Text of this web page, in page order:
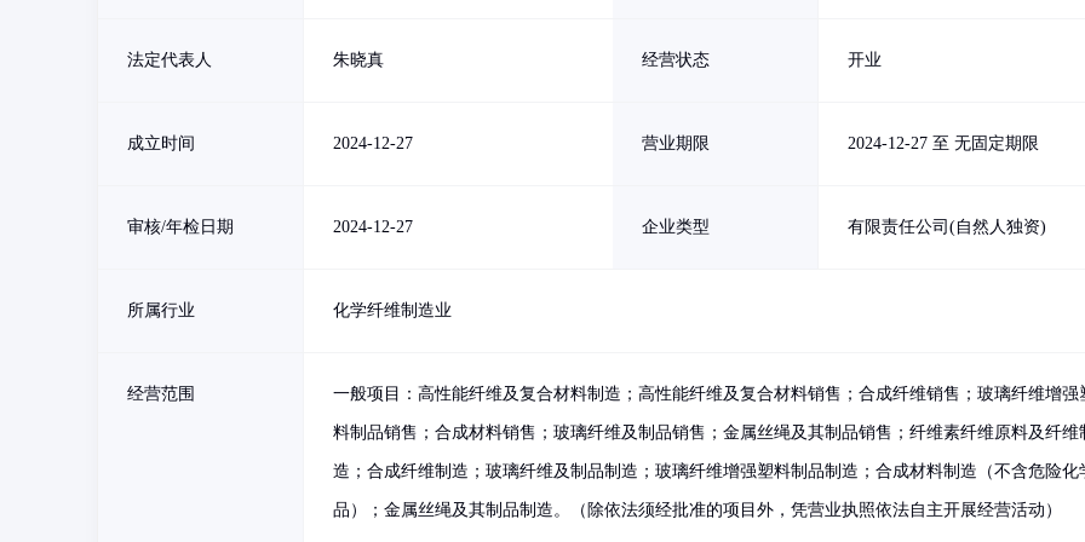
法定代表人 朱晓真 经营状态 开业
成立时间 2024-12-27 营业期限 2024-12-27 至 无固定期限
审核/年检日期 2024-12-27 企业类型 有限责任公司(自然人独资)
所属行业 化学纤维制造业
经营范围 一般项目：高性能纤维及复合材料制造；高性能纤维及复合材料销售；合成纤维销售；玻璃纤维增强
料制品销售；合成材料销售；玻璃纤维及制品销售；金属丝绳及其制品销售；纤维素纤维原料及纤维
造；合成纤维制造；玻璃纤维及制品制造；玻璃纤维增强塑料制品制造；合成材料制造（不含危险化
品）；金属丝绳及其制品制造。（除依法须经批准的项目外，凭营业执照依法自主开展经营活动）